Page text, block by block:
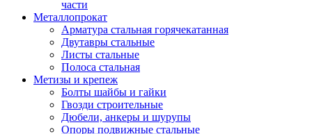
части
Металлопрокат
Арматура стальная горячекатанная
Двутавры стальные
Листы стальные
Полоса стальная
Метизы и крепеж
Болты шайбы и гайки
Гвозди строительные
Дюбели, анкеры и шурупы
Опоры подвижные стальные